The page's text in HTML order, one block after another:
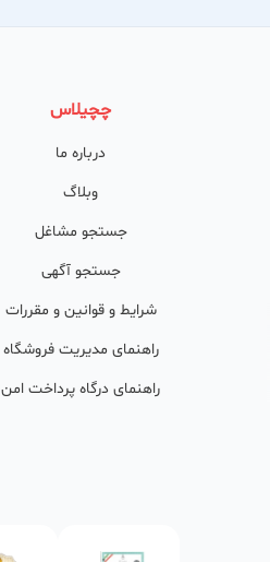
چچیلاس
درباره ما
وبلاگ
جستجو مشاغل
جستجو آگهی
شرایط و قوانین و مقررات
راهنمای مدیریت فروشگاه
راهنمای درگاه پرداخت امن